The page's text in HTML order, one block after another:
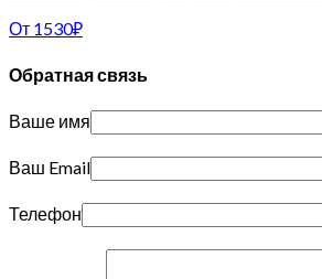
От 1530₽
Обратная связь
Ваше имя
Ваш Email
Телефон